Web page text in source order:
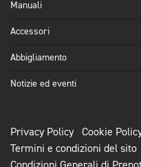
Manuali
Accessori
Abbigliamento
Notizie ed eventi
Privacy Policy Cookie
Termini e condizioni del sito